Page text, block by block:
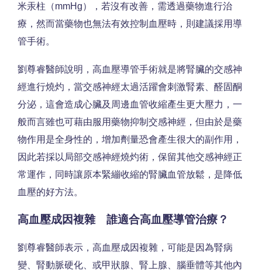
米汞柱（mmHg），若沒有改善，需透過藥物進行治
療，然而當藥物也無法有效控制血壓時，則建議採用導
管手術。
劉尊睿醫師說明，高血壓導管手術就是將腎臟的交感神
經進行燒灼，當交感神經太過活躍會刺激腎素、醛固酮
分泌，這會造成心臟及周邊血管收縮產生更大壓力，一
般而言雖也可藉由服用藥物抑制交感神經，但由於是藥
物作用是全身性的，增加劑量恐會產生很大的副作用，
因此若採以局部交感神經燒灼術，保留其他交感神經正
常運作，同時讓原本緊繃收縮的腎臟血管放鬆，是降低
血壓的好方法。
高血壓成因複雜 誰適合高血壓導管治療？
劉尊睿醫師表示，高血壓成因複雜，可能是因為腎病
變、腎動脈硬化、或甲狀腺、腎上腺、腦垂體等其他內